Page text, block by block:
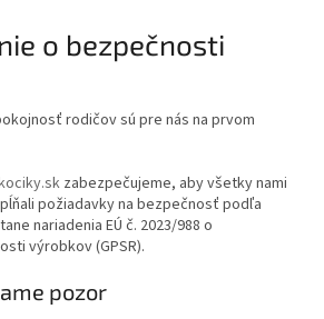
o bezpečnosti
rodičov sú pre nás na prvom
zabezpečujeme, aby všetky nami
požiadavky na bezpečnosť podľa
nariadenia EÚ č. 2023/988 o
výrobkov (GPSR).
pozor